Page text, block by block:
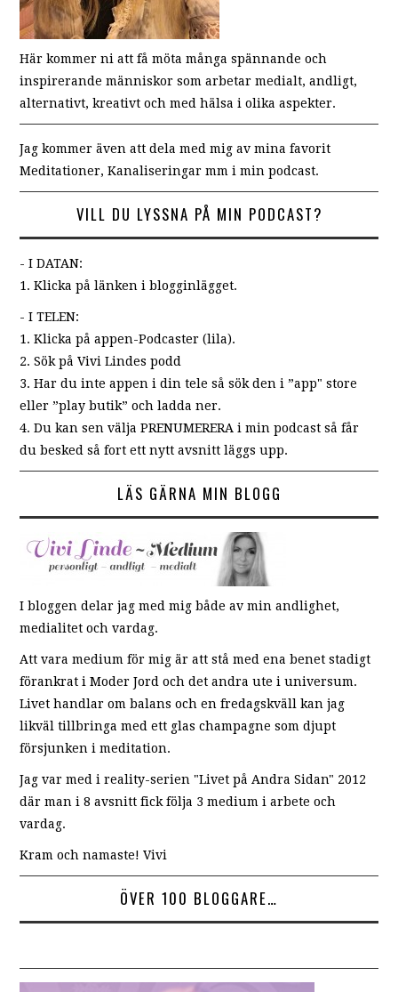
Här kommer ni att få möta många spännande och
inspirerande människor som arbetar medialt, andligt,
alternativt, kreativt och med hälsa i olika aspekter.
Jag kommer även att dela med mig av mina favorit
Meditationer, Kanaliseringar mm i min podcast.
VILL DU LYSSNA PÅ MIN PODCAST?
- I DATAN:
1. Klicka på länken i blogginlägget.
- I TELEN:
1. Klicka på appen-Podcaster (lila).
2. Sök på Vivi Lindes podd
3. Har du inte appen i din tele så sök den i ”app" store
eller ”play butik” och ladda ner.
4. Du kan sen välja PRENUMERERA i min podcast så får
du besked så fort ett nytt avsnitt läggs upp.
LÄS GÄRNA MIN BLOGG
I bloggen delar jag med mig både av min andlighet,
medialitet och vardag.
Att vara medium för mig är att stå med ena benet stadigt
förankrat i Moder Jord och det andra ute i universum.
Livet handlar om balans och en fredagskväll kan jag
likväl tillbringa med ett glas champagne som djupt
försjunken i meditation.
Jag var med i reality-serien "Livet på Andra Sidan" 2012
där man i 8 avsnitt fick följa 3 medium i arbete och
vardag.
Kram och namaste! Vivi
ÖVER 100 BLOGGARE…